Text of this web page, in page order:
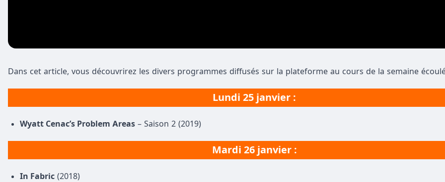
Dans cet article, vous découvrirez les divers programmes diffusés sur la plateforme au cours de la semaine
Lundi 25 janvier :
Wyatt Cenac’s Problem Areas – Saison 2 (2019)
Mardi 26 janvier :
In Fabric (2018)